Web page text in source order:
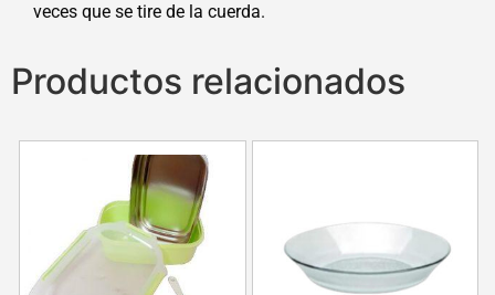
veces que se tire de la cuerda.
Productos relacionados